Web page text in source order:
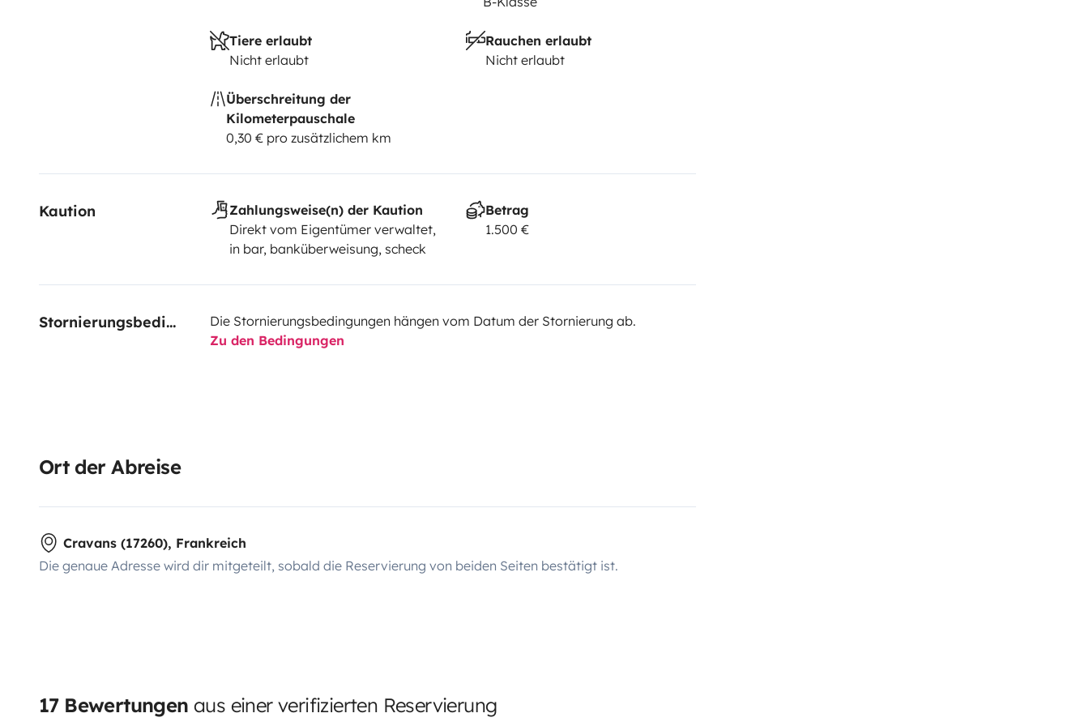
Tiere erlaubt
Nicht erlaubt
Rauchen erlaubt
Nicht erlaubt
Überschreitung der
Kilometerpauschale
0,30 € pro zusätzlichem km
Kaution
Zahlungsweise(n) der Kaution
Direkt vom Eigentümer verwaltet,
in bar, banküberweisung, scheck
Betrag
1.500 €
Stornierungsbedingungen
Die Stornierungsbedingungen hängen vom Datum der Stornierung ab.
Zu den Bedingungen
Ort der Abreise
Cravans (17260), Frankreich
Die genaue Adresse wird dir mitgeteilt, sobald die Reservierung von beiden Seiten bestätigt ist.
17 Bewertungen aus einer verifizierten Reservierung